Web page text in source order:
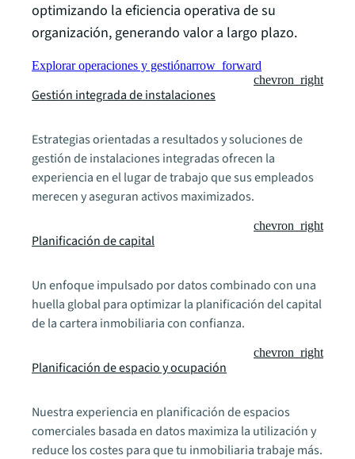
optimizando la eficiencia operativa de su
organización, generando valor a largo plazo.
Explorar operaciones y gestiónarrow_forward
Gestión integrada de instalaciones
chevron_right
Estrategias orientadas a resultados y soluciones de
gestión de instalaciones integradas ofrecen la
experiencia en el lugar de trabajo que sus empleados
merecen y aseguran activos maximizados.
Planificación de capital
chevron_right
Un enfoque impulsado por datos combinado con una
huella global para optimizar la planificación del capital
de la cartera inmobiliaria con confianza.
Planificación de espacio y ocupación
chevron_right
Nuestra experiencia en planificación de espacios
comerciales basada en datos maximiza la utilización y
reduce los costes para que tu inmobiliaria trabaje más.